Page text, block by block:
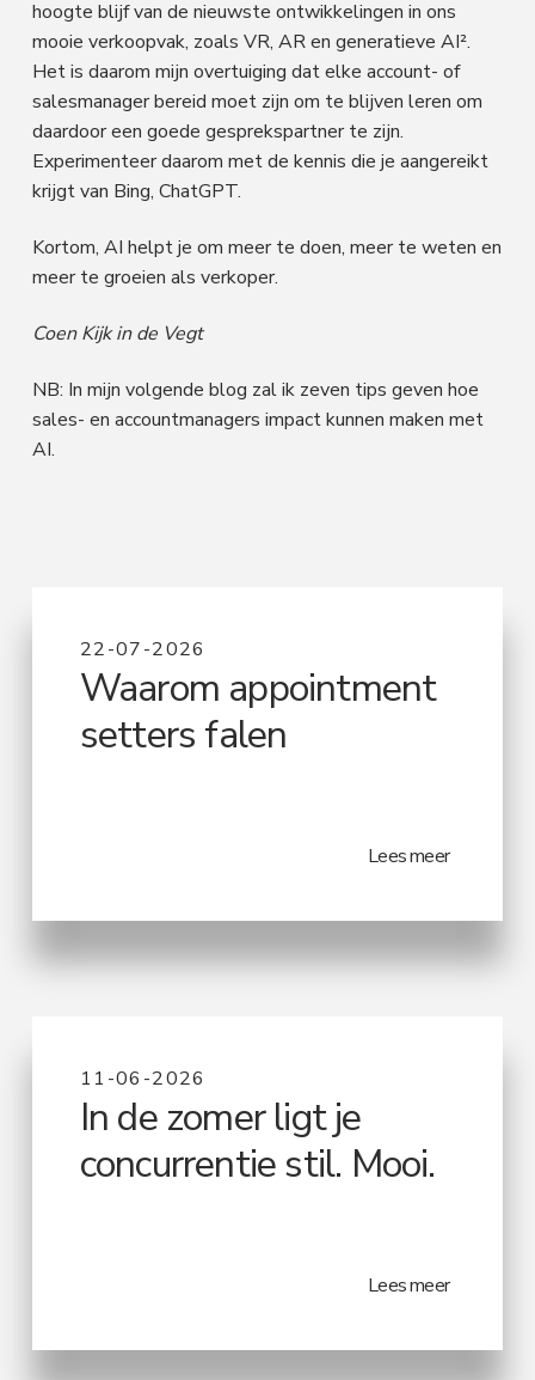
hoogte blijf van de nieuwste ontwikkelingen in ons
mooie verkoopvak, zoals VR, AR en generatieve AI².
Het is daarom mijn overtuiging dat elke account- of
salesmanager bereid moet zijn om te blijven leren om
daardoor een goede gesprekspartner te zijn.
Experimenteer daarom met de kennis die je aangereikt
krijgt van Bing, ChatGPT.
Kortom, AI helpt je om meer te doen, meer te weten en
meer te groeien als verkoper.
Coen Kijk in de Vegt
NB: In mijn volgende blog zal ik zeven tips geven hoe
sales- en accountmanagers impact kunnen maken met
AI.
22-07-2026
Waarom appointment
setters falen
Lees meer
11-06-2026
In de zomer ligt je
concurrentie stil. Mooi.
Lees meer